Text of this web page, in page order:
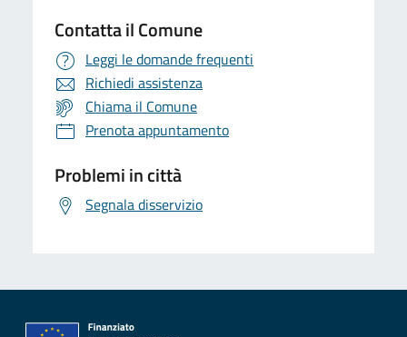
Contatta il Comune
Leggi le domande frequenti
Richiedi assistenza
Chiama il Comune
Prenota appuntamento
Problemi in città
Segnala disservizio